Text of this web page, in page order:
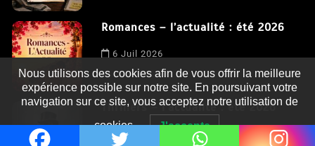
Romances – l’actualité : été 2026
6 Juil 2026
Thrillers – l’actualité : été 2026
4 Juil 2026
Nous utilisons des cookies afin de vous offrir la meilleure
expérience possible sur notre site. En poursuivant votre
navigation sur ce site, vous acceptez notre utilisation de
cookies. J'accepte